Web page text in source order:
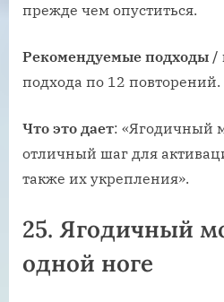
прежде чем опуститься.
Рекомендуемые подходы /
подхода по 12 повторений.
Что это дает: «Ягодичный
отличный шаг для
также их укрепления».
25. Ягодичный
одной ноге